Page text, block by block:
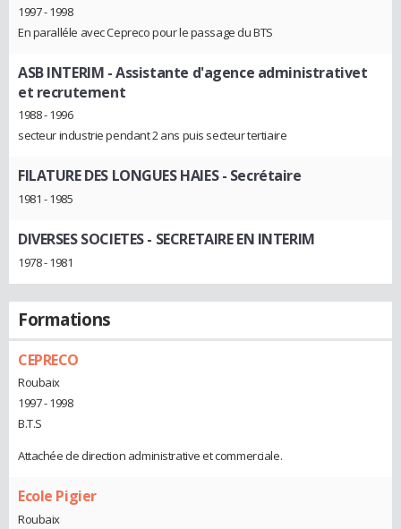
1997 - 1998
En paralléle avec Cepreco pour le passage du BTS
ASB INTERIM - Assistante d'agence administrativet
et recrutement
1988 - 1996
secteur industrie pendant 2 ans puis secteur tertiaire
FILATURE DES LONGUES HAIES- Secrétaire
1981 - 1985
DIVERSES SOCIETES- SECRETAIRE EN INTERIM
1978 - 1981
Formations
CEPRECO
Roubaix
1997 - 1998
B.T.S
Attachée de direction administrative et commerciale.
Ecole Pigier
Roubaix